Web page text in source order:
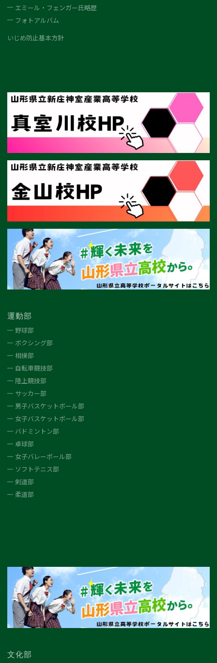
エミール・フェンガー氏略歴
フォトアルバム
いじめ防止基本方針
運動部
野球部
ボクシング部
相撲部
自転車競技部
陸上競技部
サッカー部
男子バスケットボール部
女子バスケットボール部
バドミントン部
卓球部
女子バレーボール部
ソフトテニス部
剣道部
柔道部
文化部